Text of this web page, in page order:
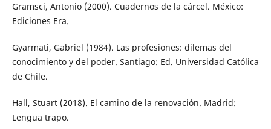
Gramsci, Antonio (2000). Cuadernos de la cárcel. México:
Ediciones Era.
Gyarmati, Gabriel (1984). Las profesiones: dilemas del
conocimiento y del poder. Santiago: Ed. Universidad Católica
de Chile.
Hall, Stuart (2018). El camino de la renovación. Madrid:
Lengua trapo.